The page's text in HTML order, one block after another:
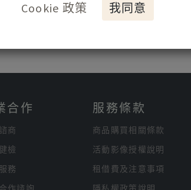
合作
商
檢
務
服務條款
商品購買相關條款
活動影像授權說明
租借費及注意事項
Cookie 政策 我同意